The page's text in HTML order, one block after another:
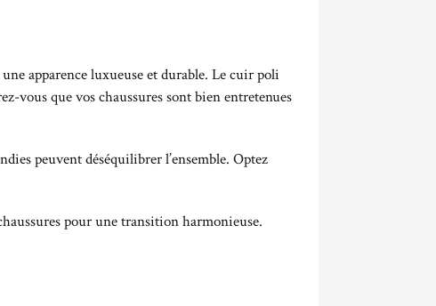
apparence luxueuse et durable. Le cuir poli
vous que vos chaussures sont bien entretenues
peuvent déséquilibrer l’ensemble. Optez
pour une transition harmonieuse.